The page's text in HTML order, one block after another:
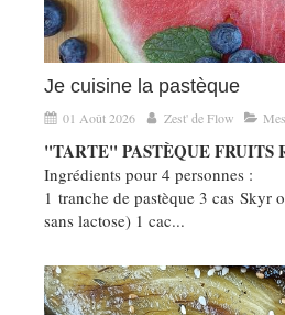
Je cuisine la pastèque
01 Août 2026 Zest' de Flow
"TARTE" PASTÈQUE FRUITS
Ingrédients pour 4 personnes :
1 tranche de pastèque 3 cas Skyr
sans lactose) 1 cac...